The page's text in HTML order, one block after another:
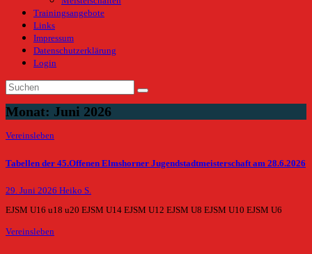
Trainingsangebote
Links
Impressum
Datenschutzerklärung
Login
Monat: Juni 2026
Vereinsleben
Tabellen der 45.Offenen Elmshorner Jugendstadtmeisterschaft am 28.6.2026
29. Juni 2026 Heiko S.
EJSM U16 u18 u20 EJSM U14 EJSM U12 EJSM U8 EJSM U10 EJSM U6
Vereinsleben